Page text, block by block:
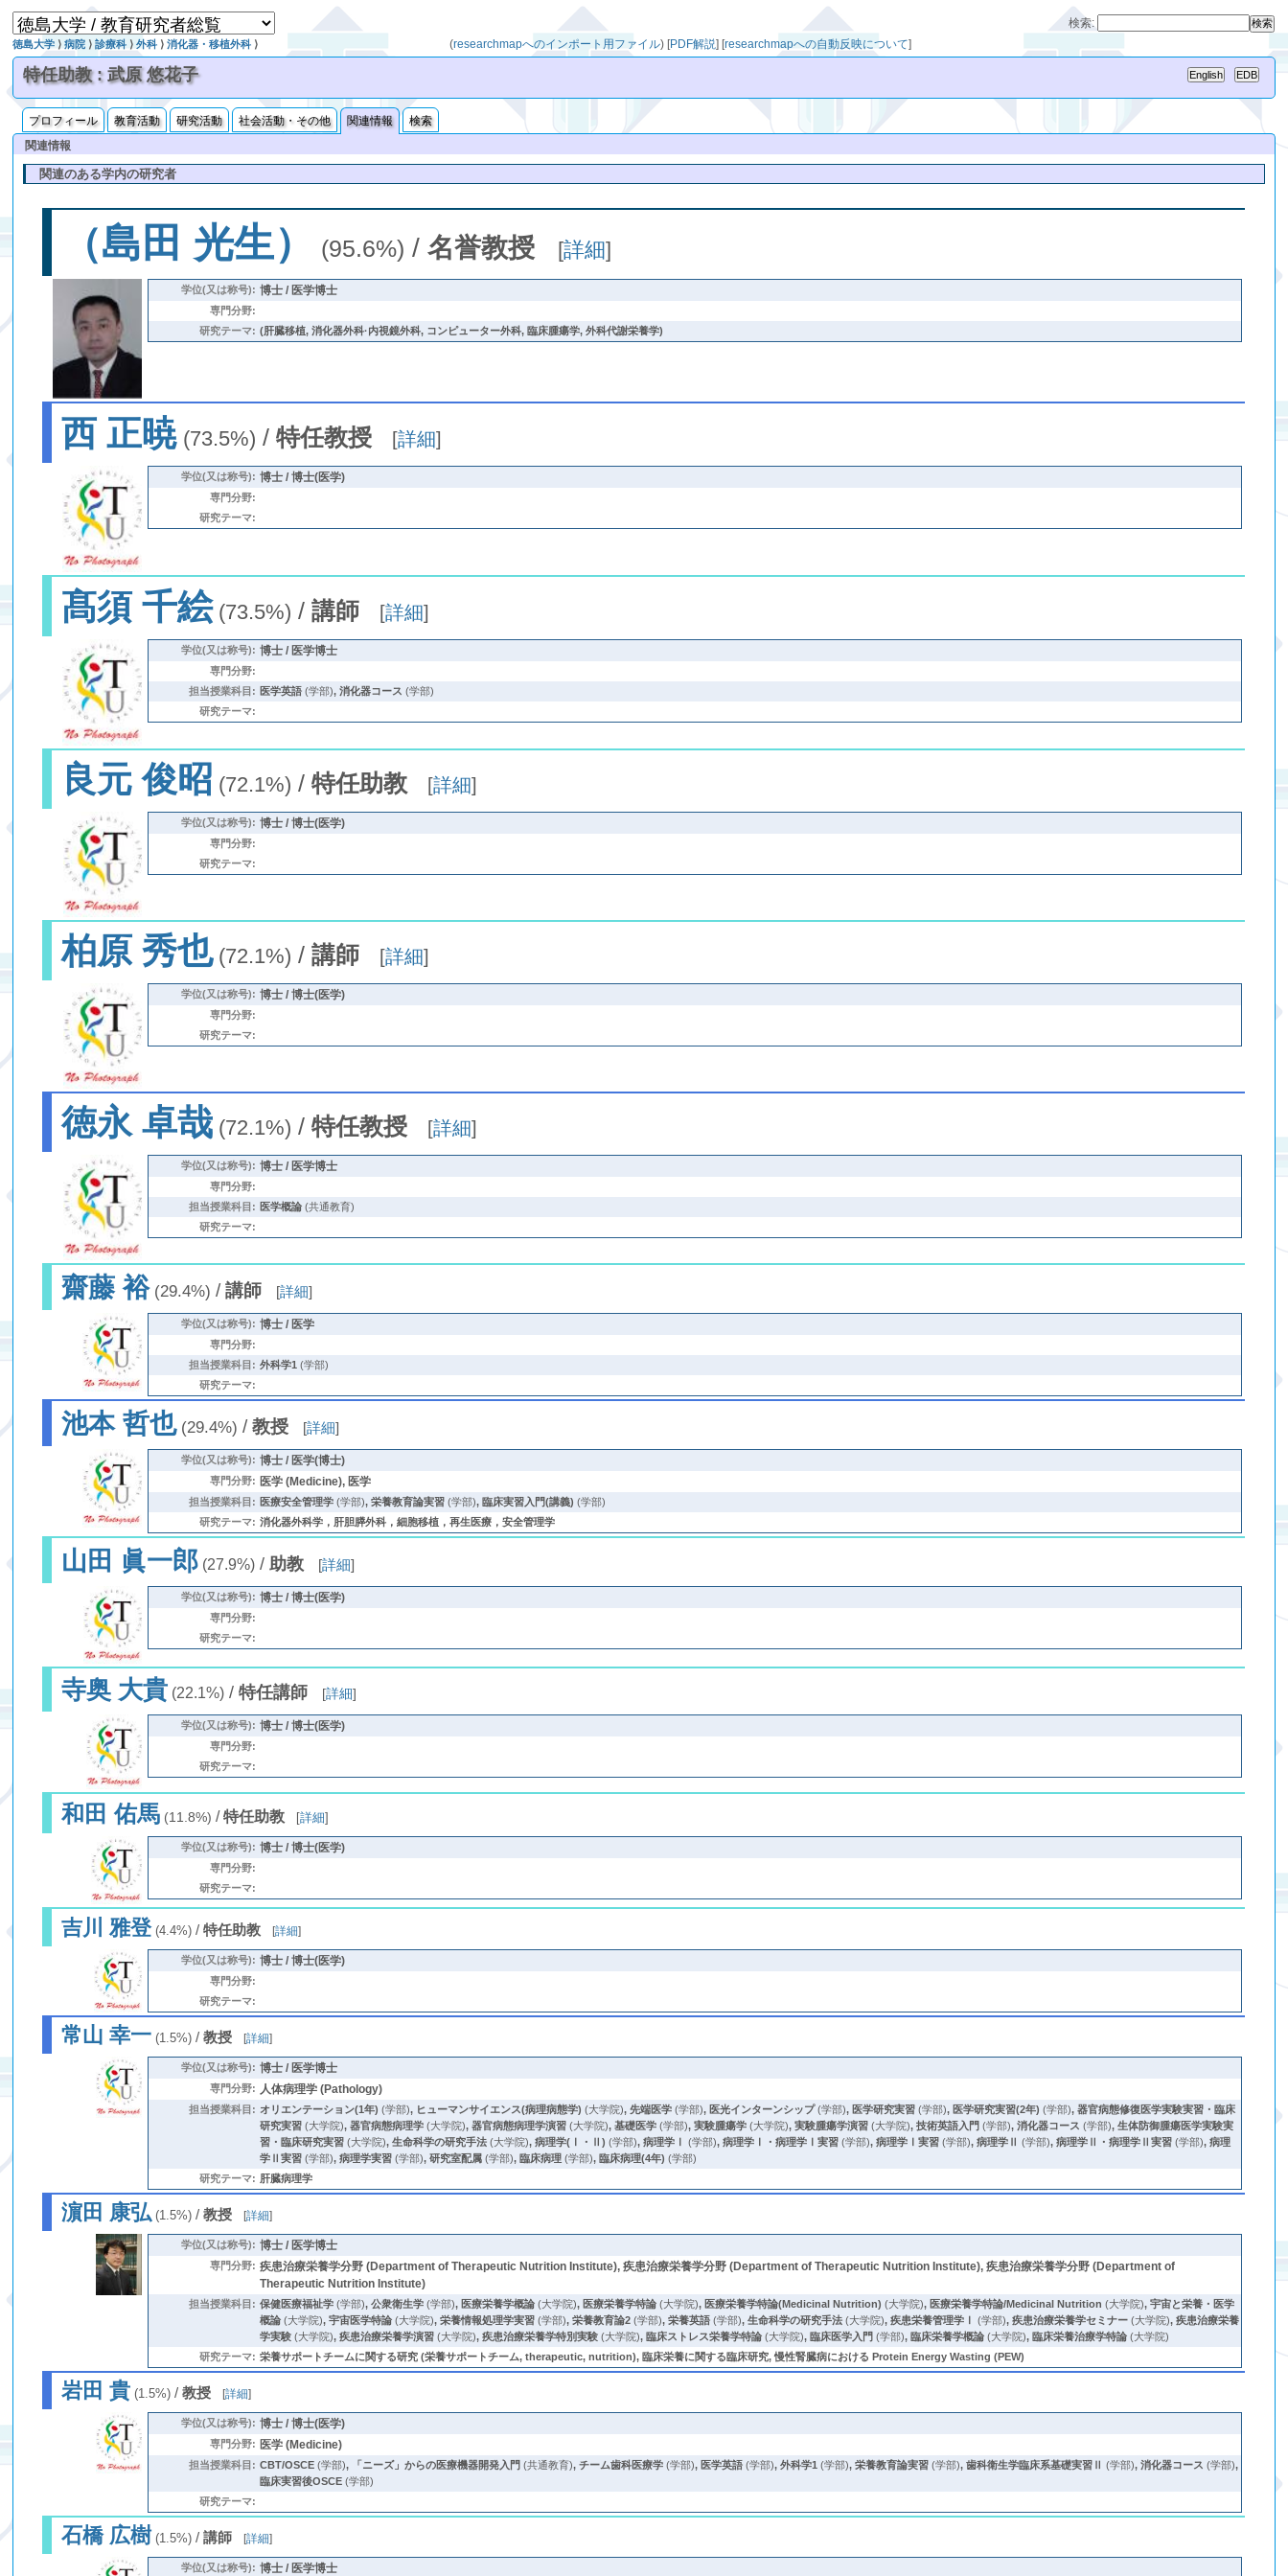
検索:
徳島大学 ⟩病院 ⟩診療科 ⟩外科 ⟩消化器・移植外科 ⟩ (researchmapへのインポート用ファイル) [PDF解説] [researchmapへの自動反映について]
特任助教 : 武原 悠花子
プロフィール 教育活動 研究活動 社会活動・その他 関連情報
検索
関連情報
関連のある学内の研究者
（島田 光生） (95.6%) /名誉教授 [詳細]
学位(又は称号): 博士 / 医学博士
専門分野:
研究テーマ: (肝臓移植, 消化器外科·内視鏡外科, コンピューター外科, 臨床腫瘍学, 外科代謝栄養学)
西 正暁 (73.5%) /特任教授 [詳細]
学位(又は称号): 博士 / 博士(医学)
専門分野:
研究テーマ:
髙須 千絵(73.5%) /講師 [詳細]
学位(又は称号): 博士 / 医学博士
専門分野:
担当授業科目: 医学英語 (学部),消化器コース (学部)
研究テーマ:
良元 俊昭 (72.1%) /特任助教 [詳細]
学位(又は称号): 博士 / 博士(医学)
専門分野:
研究テーマ:
柏原 秀也(72.1%) /講師 [詳細]
学位(又は称号): 博士 / 博士(医学)
専門分野:
研究テーマ:
徳永 卓哉 (72.1%) /特任教授 [詳細]
学位(又は称号): 博士 / 医学博士
専門分野:
担当授業科目: 医学概論 (共通教育)
研究テーマ:
齋藤 裕(29.4%) /講師 [詳細]
学位(又は称号): 博士 / 医学
専門分野:
担当授業科目: 外科学1 (学部)
研究テーマ:
池本 哲也(29.4%) /教授 [詳細]
学位(又は称号): 博士 / 医学(博士)
専門分野: 医学 (Medicine), 医学
担当授業科目: 医療安全管理学 (学部),栄養教育論実習 (学部),臨床実習入門(講義) (学部)
研究テーマ: 消化器外科学，肝胆膵外科，細胞移植，再生医療，安全管理学
山田 眞一郎 (27.9%) /助教 [詳細]
学位(又は称号): 博士 / 博士(医学)
専門分野:
研究テーマ:
寺奥 大貴 (22.1%) /特任講師 [詳細]
学位(又は称号): 博士 / 博士(医学)
専門分野:
研究テーマ:
和田 佑馬 (11.8%) /特任助教 [詳細]
学位(又は称号): 博士 / 博士(医学)
専門分野:
研究テーマ:
吉川 雅登(4.4%) /特任助教 [詳細]
学位(又は称号): 博士 / 博士(医学)
専門分野:
研究テーマ:
常山 幸一 (1.5%) /教授 [詳細]
学位(又は称号): 博士 / 医学博士
専門分野: 人体病理学 (Pathology)
担当授業科目: オリエンテーション(1年) (学部), ヒューマンサイエンス(病理病態学) (大学院),先端医学 (学部), 医光インターンシップ(学部), 医学研究実習 (学部), 医学研究実習(2年) (学部),器官病態修復医学実験実習・臨床
研究実習 (大学院),器官病態病理学 (大学院),器官病態病理学演習 (大学院),基礎医学 (学部),実験腫瘍学 (大学院),実験腫瘍学演習 (大学院),技術英語入門 (学部),消化器コース (学部),生体防御腫瘍医学実験実
習・臨床研究実習 (大学院),生命科学の研究手法 (大学院),病理学(Ⅰ・Ⅱ) (学部),病理学Ⅰ (学部),病理学Ⅰ・病理学Ⅰ実習 (学部),病理学Ⅰ実習 (学部),病理学Ⅱ (学部),病理学Ⅱ・病理学Ⅱ実習 (学部),病理
学Ⅱ実習 (学部),病理学実習 (学部),研究室配属 (学部),臨床病理 (学部),臨床病理(4年) (学部)
研究テーマ: 肝臓病理学
濵田 康弘 (1.5%) /教授 [詳細]
学位(又は称号): 博士 / 医学博士
専門分野: 疾患治療栄養学分野 (Department of Therapeutic Nutrition Institute), 疾患治療栄養学分野 (Department of Therapeutic Nutrition Institute), 疾患治療栄養学分野 (Department of
Therapeutic Nutrition Institute)
担当授業科目: 保健医療福祉学 (学部),公衆衛生学 (学部), 医療栄養学概論 (大学院), 医療栄養学特論 (大学院), 医療栄養学特論(Medicinal Nutrition) (大学院), 医療栄養学特論/Medicinal Nutrition (大学院),宇宙と栄養・医学
概論 (大学院),宇宙医学特論 (大学院),栄養情報処理学実習 (学部),栄養教育論2 (学部),栄養英語 (学部),生命科学の研究手法 (大学院),疾患栄養管理学Ⅰ (学部),疾患治療栄養学セミナー (大学院),疾患治療栄養
学実験 (大学院),疾患治療栄養学演習 (大学院),疾患治療栄養学特別実験 (大学院),臨床ストレス栄養学特論 (大学院),臨床医学入門 (学部),臨床栄養学概論 (大学院),臨床栄養治療学特論 (大学院)
研究テーマ: 栄養サポートチームに関する研究 (栄養サポートチーム, therapeutic, nutrition), 臨床栄養に関する臨床研究, 慢性腎臓病における Protein Energy Wasting (PEW)
岩田 貴 (1.5%) /教授 [詳細]
学位(又は称号): 博士 / 博士(医学)
専門分野: 医学 (Medicine)
担当授業科目: CBT/OSCE (学部), 「ニーズ」からの医療機器開発入門 (共通教育),チーム歯科医療学 (学部), 医学英語 (学部),外科学1 (学部),栄養教育論実習 (学部),歯科衛生学臨床系基礎実習Ⅱ (学部),消化器コース (学部),
臨床実習後OSCE (学部)
研究テーマ:
石橋 広樹 (1.5%) /講師 [詳細]
学位(又は称号): 博士 / 医学博士